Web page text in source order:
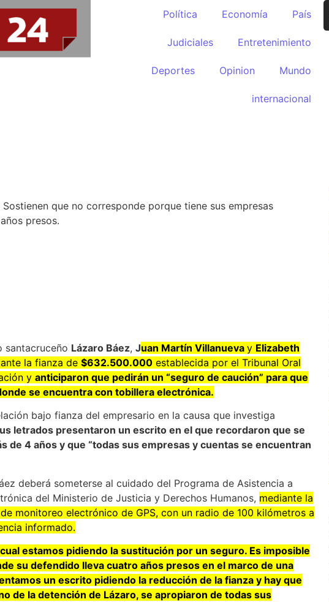
Política Economía País
Judiciales Entretenimiento
Deportes Opinion Mundo
internacional
que no corresponde porque tiene sus empresas
presos.
santacruceño Lázaro Báez, Juan Martín Villanueva y Elizabeth
la fianza de $632.500.000 establecida por el Tribunal Oral
y anticiparon que pedirán un “seguro de caución” para que
se encuentra con tobillera electrónica.
bajo fianza del empresario en la causa que investiga
letrados presentaron un escrito en el que recordaron que se
de 4 años y que “todas sus empresas y cuentas se encuentran
deberá someterse al cuidado del Programa de Asistencia a
del Ministerio de Justicia y Derechos Humanos, mediante la
monitoreo electrónico de GPS, con un radio de 100 kilómetros a
informado.
estamos pidiendo la sustitución por un seguro. Es imposible
su defendido lleva cuatro años presos en el marco de una
un escrito pidiendo la reducción de la fianza y hay que
de la detención de Lázaro, se apropiaron de todas sus